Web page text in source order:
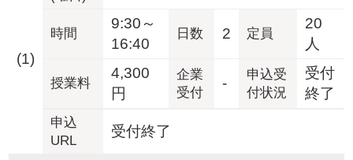
(1)
時間
9:30～
16:40
日数 2 定員
20
人
授業料
4,300
円
企業
受付
-
申込受
付状況
受付
終了
申込
URL
受付終了